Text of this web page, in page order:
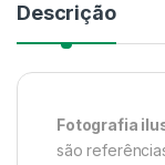
Descrição
Fotografia
são